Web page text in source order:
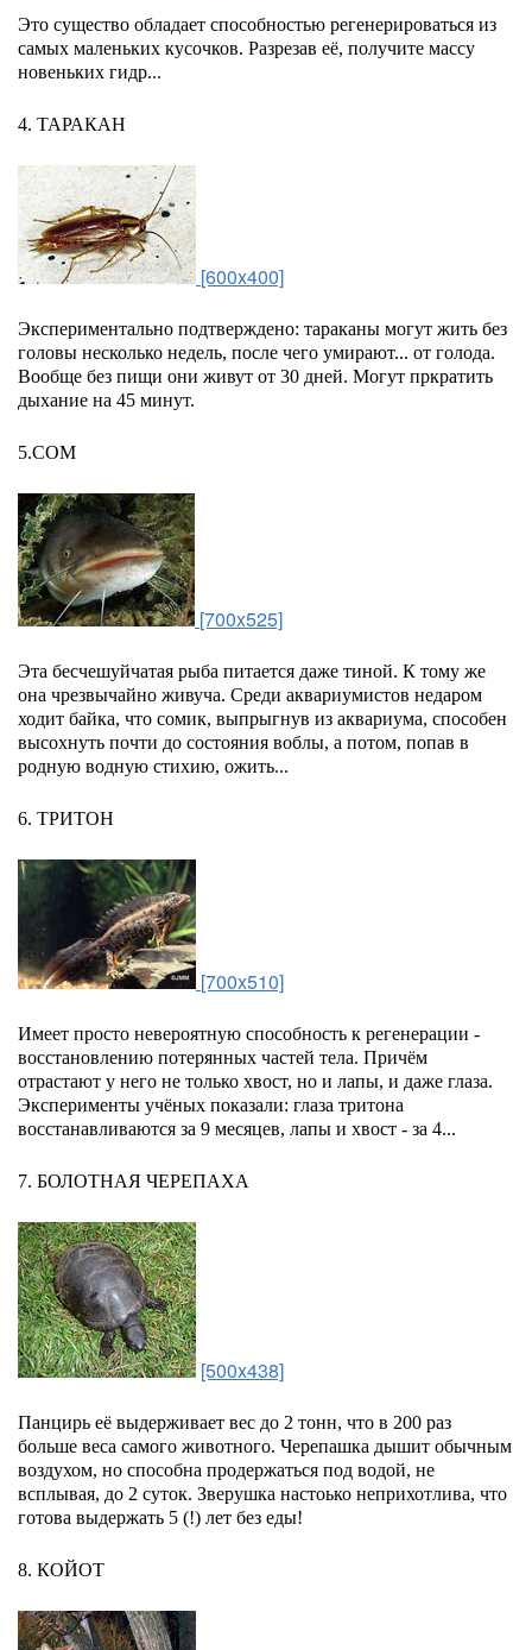
Это существо обладает способностью регенерироваться из
самых маленьких кусочков. Разрезав её, получите массу
новеньких гидр...
4. ТАРАКАН
[600x400]
Экспериментально подтверждено: тараканы могут жить без
головы несколько недель, после чего умирают... от голода.
Вообще без пищи они живут от 30 дней. Могут пркратить
дыхание на 45 минут.
5.СОМ
[700x525]
Эта бесчешуйчатая рыба питается даже тиной. К тому же
она чрезвычайно живуча. Среди аквариумистов недаром
ходит байка, что сомик, выпрыгнув из аквариума, способен
высохнуть почти до состояния воблы, а потом, попав в
родную водную стихию, ожить...
6. ТРИТОН
[700x510]
Имеет просто невероятную способность к регенерации -
восстановлению потерянных частей тела. Причём
отрастают у него не только хвост, но и лапы, и даже глаза.
Эксперименты учёных показали: глаза тритона
восстанавливаются за 9 месяцев, лапы и хвост - за 4...
7. БОЛОТНАЯ ЧЕРЕПАХА
[500x438]
Панцирь её выдерживает вес до 2 тонн, что в 200 раз
больше веса самого животного. Черепашка дышит обычным
воздухом, но способна продержаться под водой, не
всплывая, до 2 суток. Зверушка настоько неприхотлива, что
готова выдержать 5 (!) лет без еды!
8. КОЙОТ